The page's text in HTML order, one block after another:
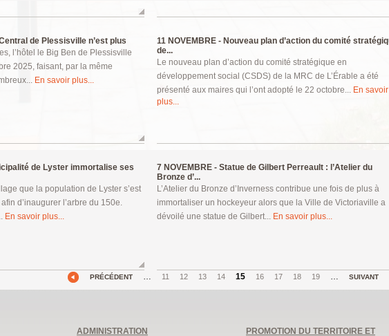
Central de Plessisville n’est plus
l’hôtel le Big Ben de Plessisville
2025, faisant, par la même
En savoir plus...
11 NOVEMBRE - Nouveau plan d’action du comité
de...
Le nouveau plan d’action du comité stratégique en
développement social (CSDS) de la MRC de L’Érable a été
présenté aux maires qui l’ont adopté le 22 octobre... En savoir
plus...
de Lyster immortalise ses
que la population de Lyster s’est
d’inaugurer l’arbre du 150e.
En savoir plus...
7 NOVEMBRE - Statue de Gilbert Perreault : l’Atelier du
Bronze d’...
L’Atelier du Bronze d’Inverness contribue une fois de plus à
immortaliser un hockeyeur alors que la Ville de Victoriaville a
dévoilé une statue de Gilbert... En savoir plus...
PRÉCÉDENT … 11 12 13 14 15 16 17 18 19 … SUIVANT
ADMINISTRATION
PROMOTION DU TERRITOIRE ET